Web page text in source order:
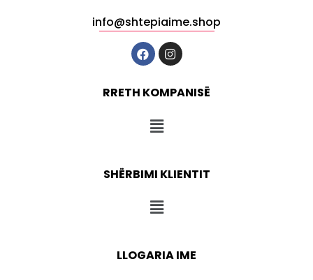
info@shtepiaime.shop
RRETH KOMPANISË
SHËRBIMI KLIENTIT
LLOGARIA IME